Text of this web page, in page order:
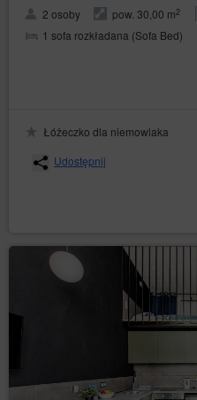
2 osoby pow. 30,00 m2
1 sofa rozkładana (Sofa Bed)
Łóżeczko dla niemowlaka
Udostępnij